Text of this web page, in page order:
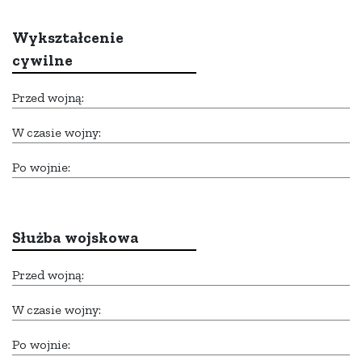
Wykształcenie
cywilne
Przed wojną:
W czasie wojny:
Po wojnie:
Służba wojskowa
Przed wojną:
W czasie wojny:
Po wojnie: